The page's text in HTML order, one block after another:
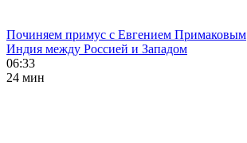
Починяем примус с Евгением Примаковым
Индия между Россией и Западом
06:33
24 мин